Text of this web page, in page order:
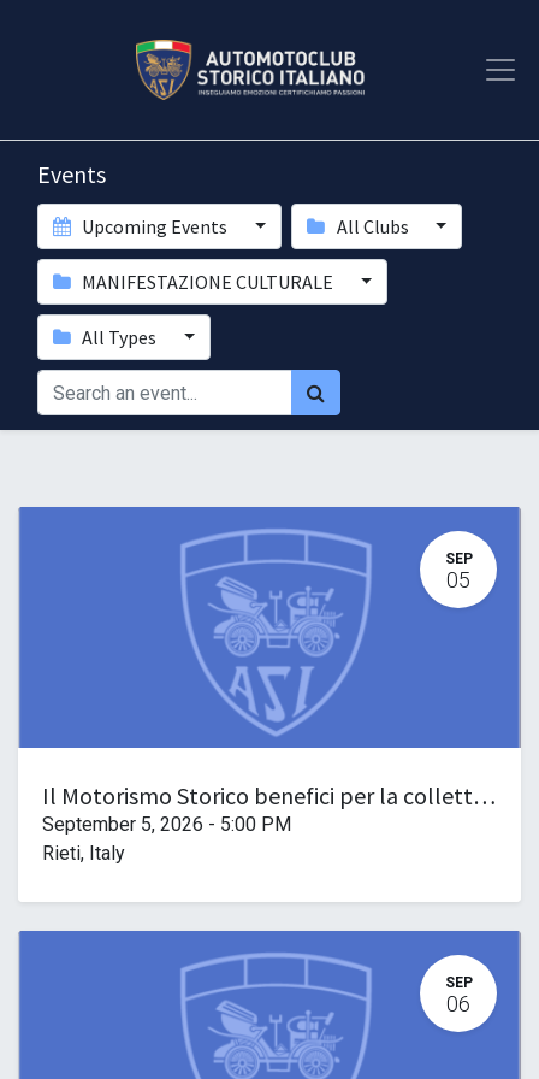
Events
Upcoming Events All Clubs
MANIFESTAZIONE CULTURALE
All Types
SEP
05
Il Motorismo Storico benefici per la collettività
September 5, 2026 - 5:00 PM
Rieti, Italy
SEP
06